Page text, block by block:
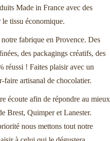
Made in France avec des
tissu économique.
notre fabrique en Provence. Des
des packagings créatifs, des
réussi ! Faites plaisir avec un
faire artisanal de chocolatier.
écoute afin de répondre au mieux
Brest, Quimper et Lanester.
nous mettons tout notre